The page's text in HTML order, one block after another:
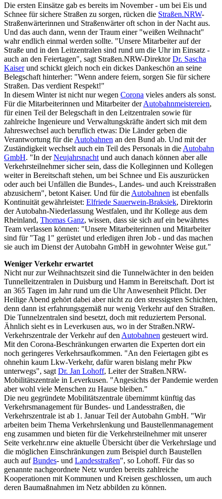
Die ersten Einsätze gab es bereits im November - um bei Eis und
Schnee für sichere Straßen zu sorgen, rücken die Straßen.NRW-
Straßenwärterinnen und Straßenwärter oft schon in der Nacht aus.
Und das auch dann, wenn der Traum einer "weißen Weihnacht"
wahr endlich einmal werden sollte. "Unsere Mitarbeiter auf der
Straße und in den Leitzentralen sind rund um die Uhr im Einsatz -
auch an den Feiertagen", sagt Straßen.NRW-DirektorDr. Sascha
Kaiserund schickt gleich noch ein dickes Dankeschön an seine
Belegschaft hinterher: "Wenn andere feiern, sorgen Sie für sichere
Straßen. Das verdient Respekt!"
In diesem Winter ist nicht nur wegen Corona vieles anders als sonst.
Für die Mitarbeiterinnen und Mitarbeiter derAutobahnmeistereien,
für einen Teil der Belegschaft in den Leitzentralen sowie für
zahlreiche Ingenieure und Verwaltungskräfte ändert sich mit dem
Jahreswechsel auch beruflich etwas: Die Länder geben die
Verantwortung für die Autobahnen an den Bund ab. Und mit der
Zuständigkeit wechselt auch ein Teil des Personals in die Autobahn
GmbH. "In derNeujahrsnacht und auch danach können aber alle
Verkehrsteilnehmer sicher sein, dass die Kolleginnen und Kollegen
weiter in Bereitschaft stehen, um bei Schnee und Eis auszurücken
oder auch bei Unfällen die Bundes-, Landes- und auch Kreisstraßen
abzusichern", betont Kaiser. Und für die Autobahnen ist ebenfalls
Kontinuität gewährleistet: Elfriede Sauerwein-Braksiek, Direktorin
der Autobahn-Niederlassung Westfalen, und ihr Kollege aus dem
Rheinland, Thomas Ganz, wissen, dass sie sich auf ein bewährtes
Team verlassen können: "Unsere Mitarbeiterinnen und Mitarbeiter
sind für "Tag 1" gerüstet und erledigen ihren Job - und das machen
sie auch im Dienst der Autobahn GmbH in gewohnter Weise gut."
Weniger Verkehr erwartet
Nicht nur zur Weihnachtszeit sind die Tunnelwächter in den beiden
Tunnelleitzentralen in Duisburg und Hamm in Bereitschaft. Dort ist
an 365 Tagen im Jahr rund um die Uhr Anwesenheit Pflicht. Der
Heilige Abend gehört dabei aber nicht zu den stressigsten Schichten,
denn dann ist erfahrungsgemäß nur wenig Verkehr auf den Straßen.
Die Tunnelzentralen sind besetzt, doch mit reduziertem Personal.
Ähnlich sieht es in Leverkusen aus, wo in der Straßen.NRW-
Verkehrszentrale der Verkehr auf den Autobahnen gesteuert wird.
Mit den Corona-Beschränkungen erwarten die Experten dort ein
noch geringeres Verkehrsaufkommen. "An den Feiertagen gibt es
ohnehin kaum Lkw-Verkehr, dafür waren bislang mehr Pkw
unterwegs", sagt Dr. Jan Lohoff, Leiter der Straßen.NRW-
Mobilitätszentrale in Leverkusen. "Angesichts der Pandemie werden
aber wohl viele Menschen zu Hause bleiben."
Die neu gegründete Mobilitätszentrale übernimmt künftig das
Verkehrsmanagement für Bundes- und Landesstraßen, die
Verkehrszentrale ist ab 1. Januar Teil der Autobahn GmbH. "Wir
arbeiten beim Thema Verkehrslenkung und Baustellenmanagement
eng zusammen und bieten für die Verkehrsteilnehmer mit unserer
Seite verkehr.nrw eine aktuelle Übersicht über die Verkehrslage und
die möglichen Einschränkungen zum Beispiel durch Baustellen
auch aufBundes- und Landesstraßen", so Lohoff. Für das so
genannte nachgeordnete Netz wurden bereits zahlreiche
Kooperationen mit Kommunen und Kreisen geschlossen, um auch
deren Baumaßnahmen im Netz abbilden zu können.